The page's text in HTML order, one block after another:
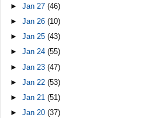
►Jan 27(46)
►Jan 26(10)
►Jan 25(43)
►Jan 24(55)
►Jan 23(47)
►Jan 22(53)
►Jan 21(51)
►Jan 20(37)